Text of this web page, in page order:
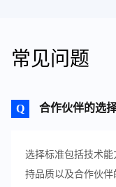
常见问题
合作伙伴的选
选择标准包括技术
持品质以及合作伙伴